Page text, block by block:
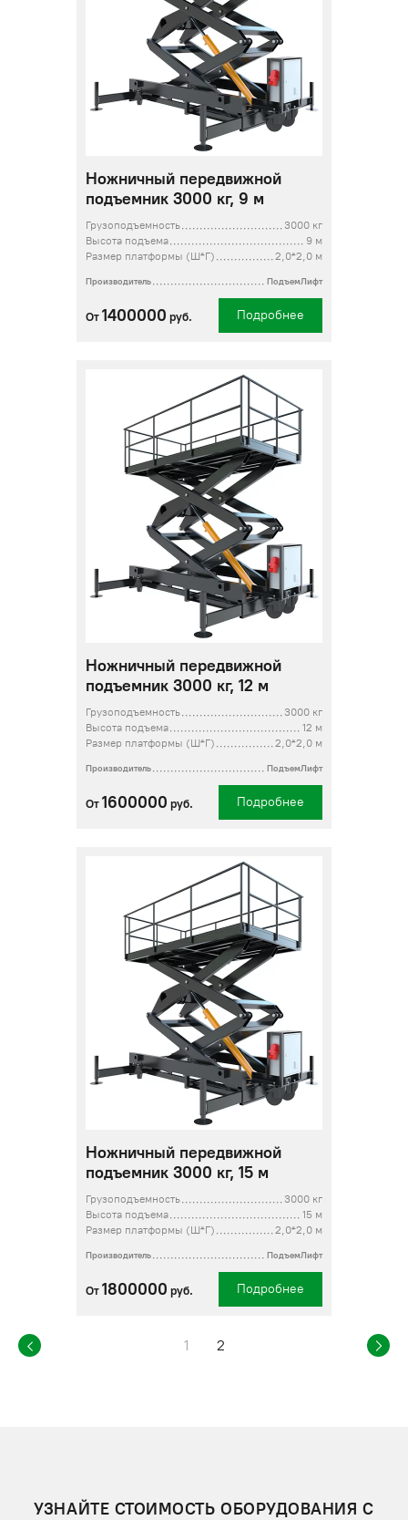
Ножничный передвижной
подъемник 3000 кг, 9 м
Грузоподъемность
3000 кг
Высота подъема
9 м
Размер платформы (Ш*Г)
2,0*2,0 м
Производитель ПодъемЛифт
От 1400000 руб. Подробнее
Ножничный передвижной
подъемник 3000 кг, 12 м
Грузоподъемность
3000 кг
Высота подъема
12 м
Размер платформы (Ш*Г)
2,0*2,0 м
Производитель ПодъемЛифт
От 1600000 руб. Подробнее
Ножничный передвижной
подъемник 3000 кг, 15 м
Грузоподъемность
3000 кг
Высота подъема
15 м
Размер платформы (Ш*Г)
2,0*2,0 м
Производитель ПодъемЛифт
От 1800000 руб. Подробнее
1 2
УЗНАЙТЕ СТОИМОСТЬ ОБОРУДОВАНИЯ С